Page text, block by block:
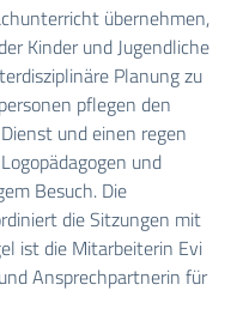
übernehmen,
Kinder und Jugendliche
Planung zu
pflegen den
und einen regen
und
Besuch. Die
die Sitzungen mit
ist die Mitarbeiterin Evi
Ansprechpartnerin für